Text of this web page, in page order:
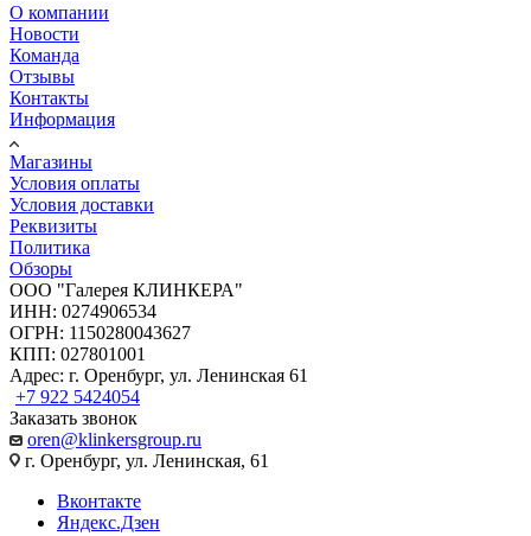
О компании
Новости
Команда
Отзывы
Контакты
Информация
Магазины
Условия оплаты
Условия доставки
Реквизиты
Политика
Обзоры
ООО "Галерея КЛИНКЕРА"
ИНН: 0274906534
ОГРН: 1150280043627
КПП: 027801001
Адрес: г. Оренбург, ул. Ленинская 61
+7 922 5424054
Заказать звонок
oren@klinkersgroup.ru
г. Оренбург, ул. Ленинская, 61
Вконтакте
Яндекс.Дзен